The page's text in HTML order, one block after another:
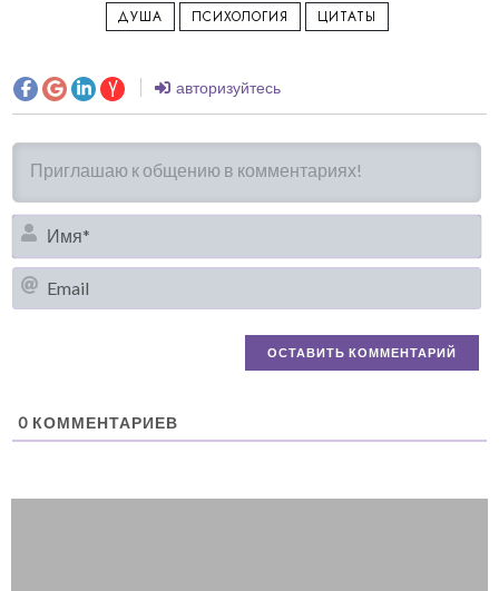
ДУША ПСИХОЛОГИЯ ЦИТАТЫ
авторизуйтесь
0 КОММЕНТАРИЕВ